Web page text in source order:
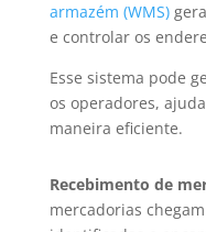
armazém (WMS)
e controlar os
Esse sistema pode
os operadores,
maneira eficiente.
Recebimento de
mercadorias